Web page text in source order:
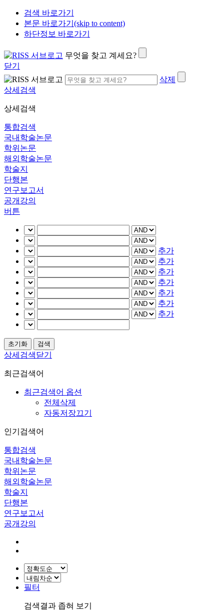
검색 바로가기
본문 바로가기(skip to content)
하단정보 바로가기
무엇을 찾고 계세요?
닫기
삭제
상세검색
상세검색
통합검색
국내학술논문
학위논문
해외학술논문
학술지
단행본
연구보고서
공개강의
버튼
추가
추가
추가
추가
추가
추가
추가
상세검색닫기
최근검색어
최근검색어 옵션
전체삭제
자동저장끄기
인기검색어
통합검색
국내학술논문
학위논문
해외학술논문
학술지
단행본
연구보고서
공개강의
필터
검색결과 좁혀 보기